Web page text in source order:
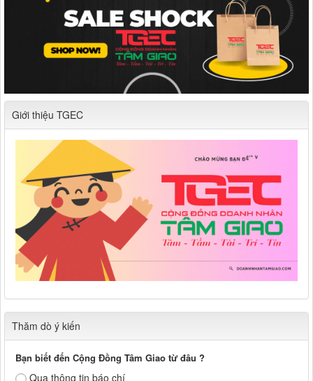
Giới thiệu TGEC
Thăm dò ý kiến
Bạn biết đến Cộng Đồng Tâm Giao từ đâu ?
Qua thông tin báo chí